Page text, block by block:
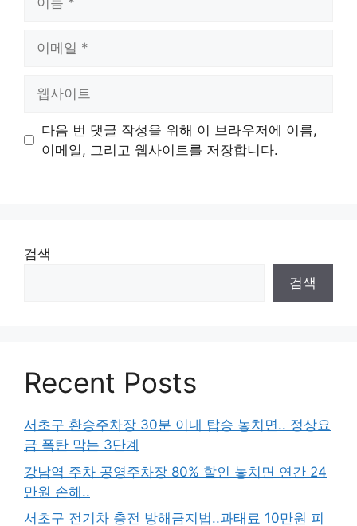
트
다음 번 댓글 작성을 위해 이 브라우저에 이름,
이메일, 그리고 웹사이트를 저장합니다.
검색
검색
Recent Posts
서초구 환승주차장 30분 이내 탑승 놓치면.. 정상요
금 폭탄 막는 3단계
강남역 주차 공영주차장 80% 할인 놓치면 연간 24
만원 손해..
서초구 전기차 충전 방해금지법..과태료 10만원 피